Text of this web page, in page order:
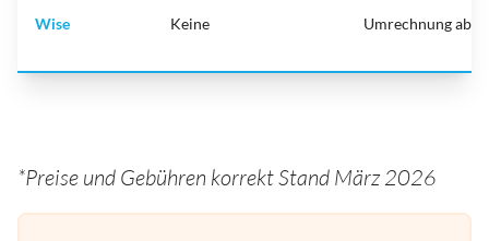
Wise Keine Umrechnung ab
*Preise und Gebühren korrekt Stand März 2026